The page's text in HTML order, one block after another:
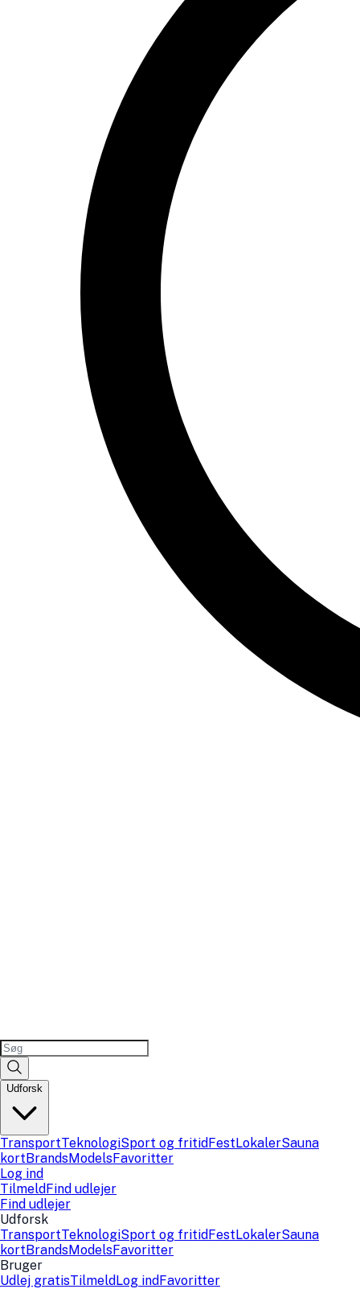
Udforsk
TransportTeknologiSport og fritidFestLokalerSauna
kortBrandsModelsFavoritter
Log ind
TilmeldFind udlejer
Find udlejer
Udforsk
TransportTeknologiSport og fritidFestLokalerSauna
kortBrandsModelsFavoritter
Bruger
Udlej gratisTilmeldLog indFavoritter